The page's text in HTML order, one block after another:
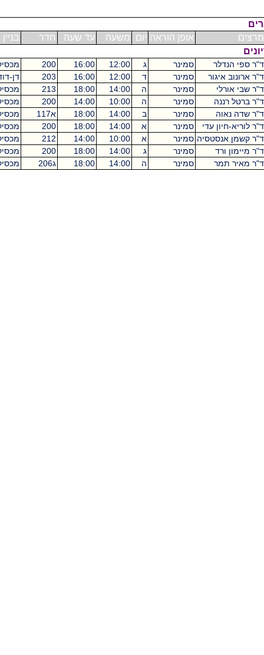
אופן הוראה יום משעה עד שעה חדר בניין ש"ס
סמינר ג 16:00
200 מכסיקו
4
סמינר ד 16:00
203 דן-דוד
4
סמינר ה 18:00
213 מכסיקו
4
סמינר ה 14:00
200 מכסיקו
4
סמינר ב 18:00 א117 מכסיקו
4
עדי
סמינר א 18:00
200 מכסיקו
4
סמינר א 14:00
212 מכסיקו
4
סמינר ג 18:00
200 מכסיקו
4
סמינר ה 18:00 ג206 מכסיקו 4